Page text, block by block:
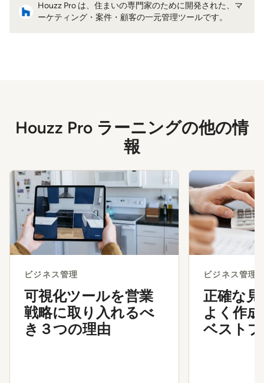
Houzz Pro は、住まいの専門家のために開発された、マ
ーケティング・案件・顧客の一元管理ツールです。
Houzz Pro ラーニングの他の情
報
ビジネス管理
可視化ツールを営業
戦略に取り入れるべ
き３つの理由
ビジネス管理
正確な
よく作
ベスト